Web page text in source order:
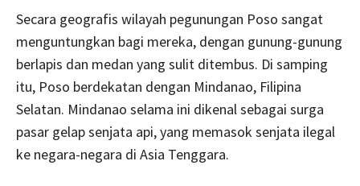
Secara geografis wilayah pegunungan Poso sangat
menguntungkan bagi mereka, dengan gunung-gunung
berlapis dan medan yang sulit ditembus. Di samping
itu, Poso berdekatan dengan Mindanao, Filipina
Selatan. Mindanao selama ini dikenal sebagai surga
pasar gelap senjata api, yang memasok senjata ilegal
ke negara-negara di Asia Tenggara.